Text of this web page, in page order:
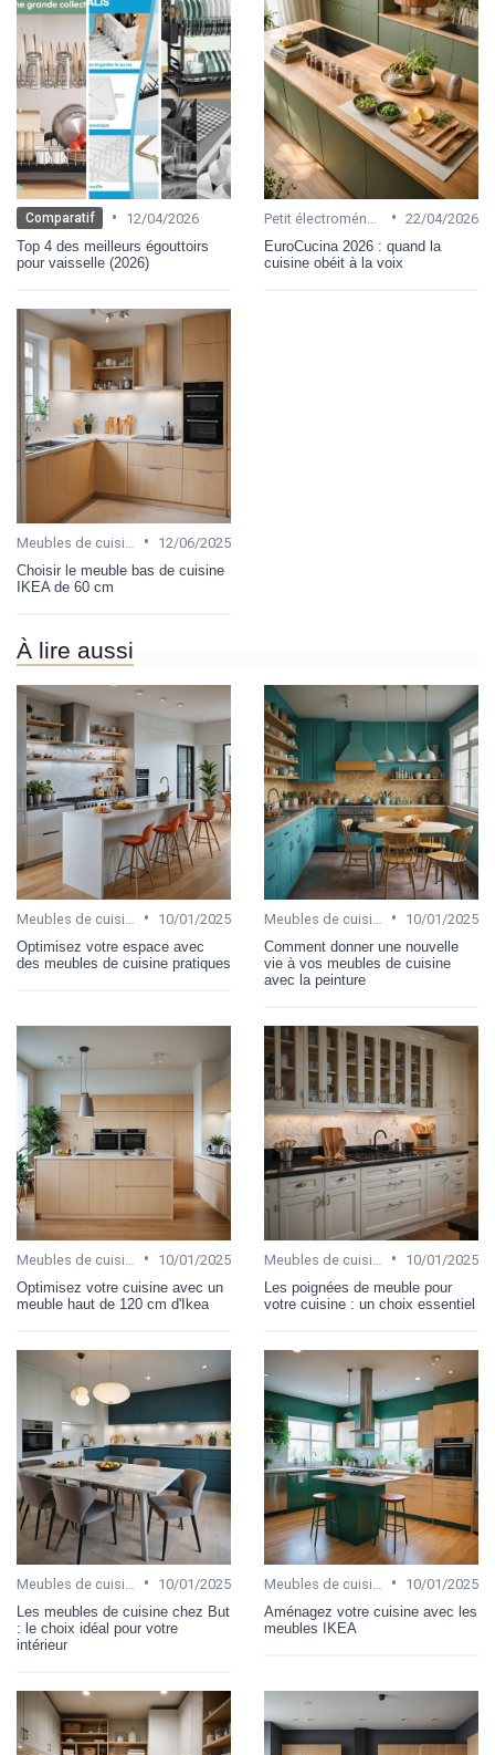
Comparatif •
12/04/2026
Top 4 des meilleurs égouttoirs
pour vaisselle (2026)
• 22/04/2026
EuroCucina 2026 : quand la
cuisine obéit à la voix
•
12/06/2025
Choisir le meuble bas de cuisine
IKEA de 60 cm
À lire aussi
•
10/01/2025
Optimisez votre espace avec
des meubles de cuisine pratiques
•
10/01/2025
Comment donner une nouvelle
vie à vos meubles de cuisine
avec la peinture
•
10/01/2025
Optimisez votre cuisine avec un
meuble haut de 120 cm d'Ikea
•
10/01/2025
Les poignées de meuble pour
votre cuisine : un choix essentiel
•
10/01/2025
Les meubles de cuisine chez But
: le choix idéal pour votre
intérieur
•
10/01/2025
Aménagez votre cuisine avec les
meubles IKEA